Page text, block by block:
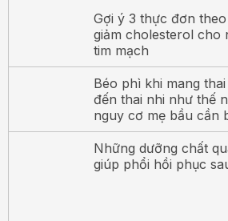
Gợi ý 3 thực đơn
giảm cholesterol cho
tim mạch
Béo phì khi mang
đến thai nhi như thế
nguy cơ mẹ bầu cần
Những dưỡng chất
giúp phổi hồi phục